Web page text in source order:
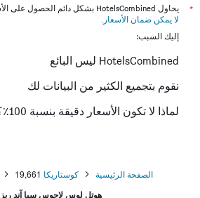
*
يحاول HotelsCombined بشكل دائم الحصول على الأسعار الدقيقة، ولكن
لا يمكن ضمان الأسعار .
إليك السبب:
HotelsCombined ليس البائع
نقوم بتجميع الكثير من البيانات لك
لماذا لا تكون الأسعار دقيقة بنسبة 100٪؟
الصفحة الرئيسية كوستاريكا 19,661
هوتل لوس لاجوس سبا آند